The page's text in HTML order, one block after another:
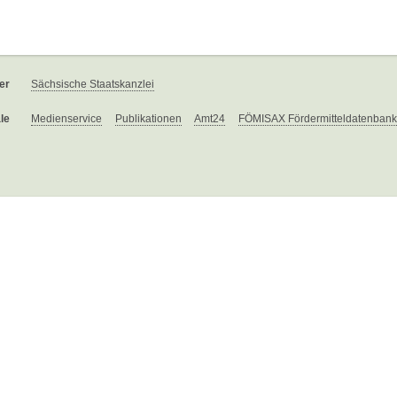
Sächsische Staatskanzlei
Medienservice Publikationen Amt24 FÖMISAX Fördermitteldatenbank